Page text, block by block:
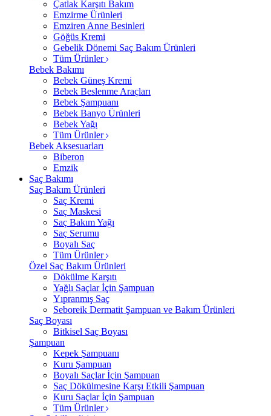
Çatlak Karşıtı Bakım
Emzirme Ürünleri
Emziren Anne Besinleri
Göğüs Kremi
Gebelik Dönemi Saç Bakım Ürünleri
Tüm Ürünler
Bebek Bakımı
Bebek Güneş Kremi
Bebek Beslenme Araçları
Bebek Şampuanı
Bebek Banyo Ürünleri
Bebek Yağı
Tüm Ürünler
Bebek Aksesuarları
Biberon
Emzik
Saç Bakımı
Saç Bakım Ürünleri
Saç Kremi
Saç Maskesi
Saç Bakım Yağı
Saç Serumu
Boyalı Saç
Tüm Ürünler
Özel Saç Bakım Ürünleri
Dökülme Karşıtı
Yağlı Saçlar İçin Şampuan
Yıpranmış Saç
Seboreik Dermatit Şampuan ve Bakım Ürünleri
Saç Boyası
Bitkisel Saç Boyası
Şampuan
Kepek Şampuanı
Kuru Şampuan
Boyalı Saçlar İçin Şampuan
Saç Dökülmesine Karşı Etkili Şampuan
Kuru Saçlar İçin Şampuan
Tüm Ürünler